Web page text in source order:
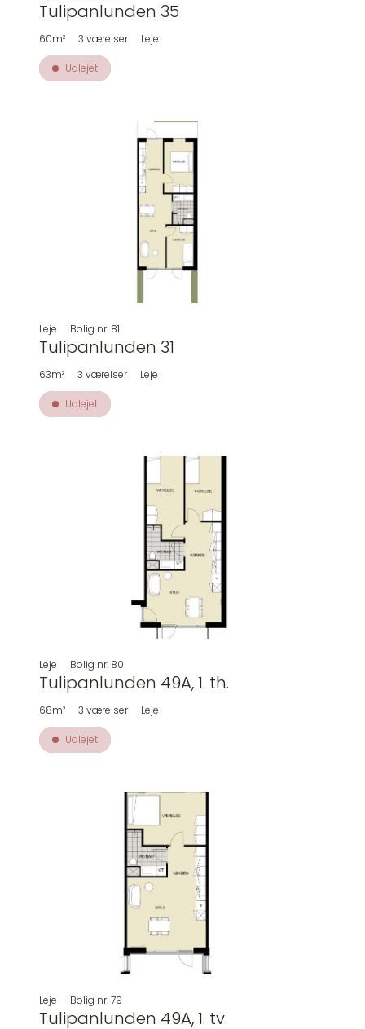
Tulipanlunden 35
60m² 3 værelser Leje
Udlejet
Leje Bolig nr. 81
Tulipanlunden 31
63m² 3 værelser Leje
Udlejet
Leje Bolig nr. 80
Tulipanlunden 49A, 1. th.
68m² 3 værelser Leje
Udlejet
Leje Bolig nr. 79
Tulipanlunden 49A, 1. tv.